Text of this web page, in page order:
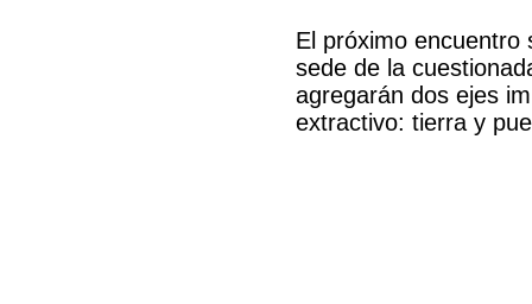
El próximo
sede de la
agregarán dos ejes
extractivo: tierra y